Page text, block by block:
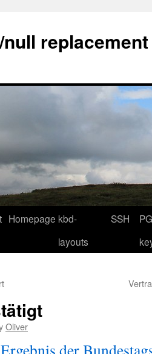
replacement
Homepage kbd-
layouts
SSH
Oliver
der